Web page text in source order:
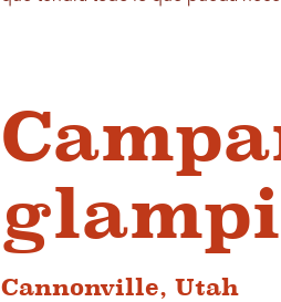
Cannonville, Utah